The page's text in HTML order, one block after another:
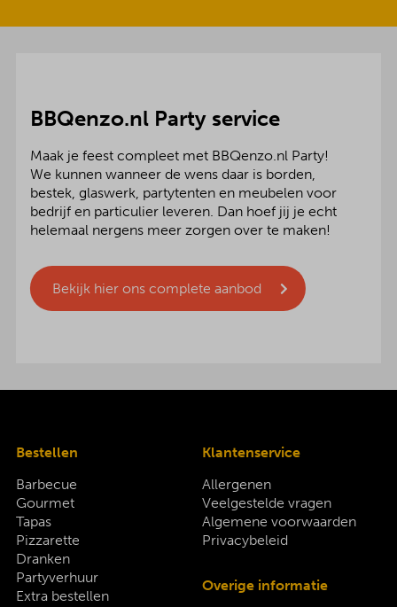
BBQenzo.nl Party service
Maak je feest compleet met BBQenzo.nl Party!
We kunnen wanneer de wens daar is borden,
bestek, glaswerk, partytenten en meubelen voor
bedrijf en particulier leveren. Dan hoef jij je echt
helemaal nergens meer zorgen over te maken!
Bekijk hier ons complete aanbod
Bestellen
Barbecue
Gourmet
Tapas
Pizzarette
Dranken
Partyverhuur
Extra bestellen
Klantenservice
Allergenen
Veelgestelde vragen
Algemene voorwaarden
Privacybeleid
Overige informatie